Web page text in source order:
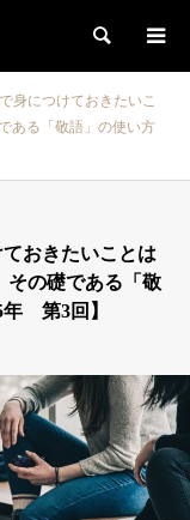
検索
身につけておきたいこ
ある「敬語」の使い方
おきたいことは
の礎である「敬
年 第3回】